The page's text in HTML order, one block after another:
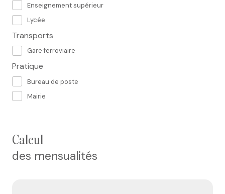
Enseignement supérieur
Lycée
Transports
Gare ferroviaire
Pratique
Bureau de poste
Mairie
calcul
des mensualités